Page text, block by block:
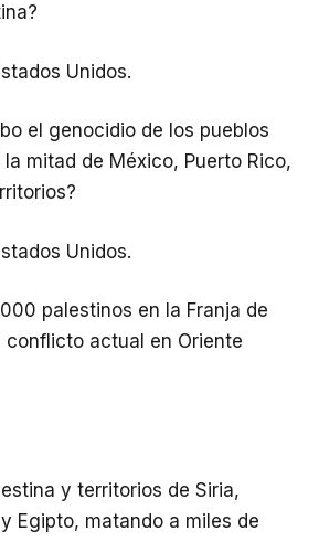
Unidos.
el genocidio de los pueblos
mitad de México, Puerto Rico,
Unidos.
palestinos en la Franja de
conflicto actual en Oriente
y territorios de Siria,
Egipto, matando a miles de